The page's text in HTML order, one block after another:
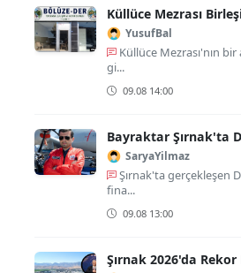
Küllüce Mezrası
YusufBal
Küllüce Mezrası'nın
gi...
09.08 14:00
Bayraktar Şırnak'ta
SaryaYilmaz
Şırnak'ta gerçekleşen
fina...
09.08 13:00
Şırnak 2026'da Rekor